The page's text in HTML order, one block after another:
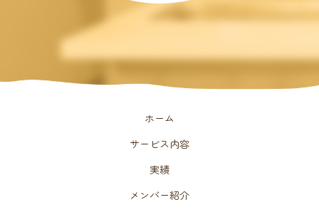
ホーム
サービス内容
実績
メンバー紹介